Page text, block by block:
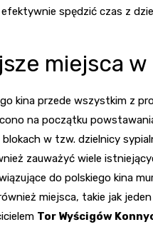
spędzić czas z
miejsca
kina przede wszystkim z
na początku
w tzw. dzielnicy
zauważyć wiele
do polskiego kina
miejsca, takie jak
Tor Wyścigów